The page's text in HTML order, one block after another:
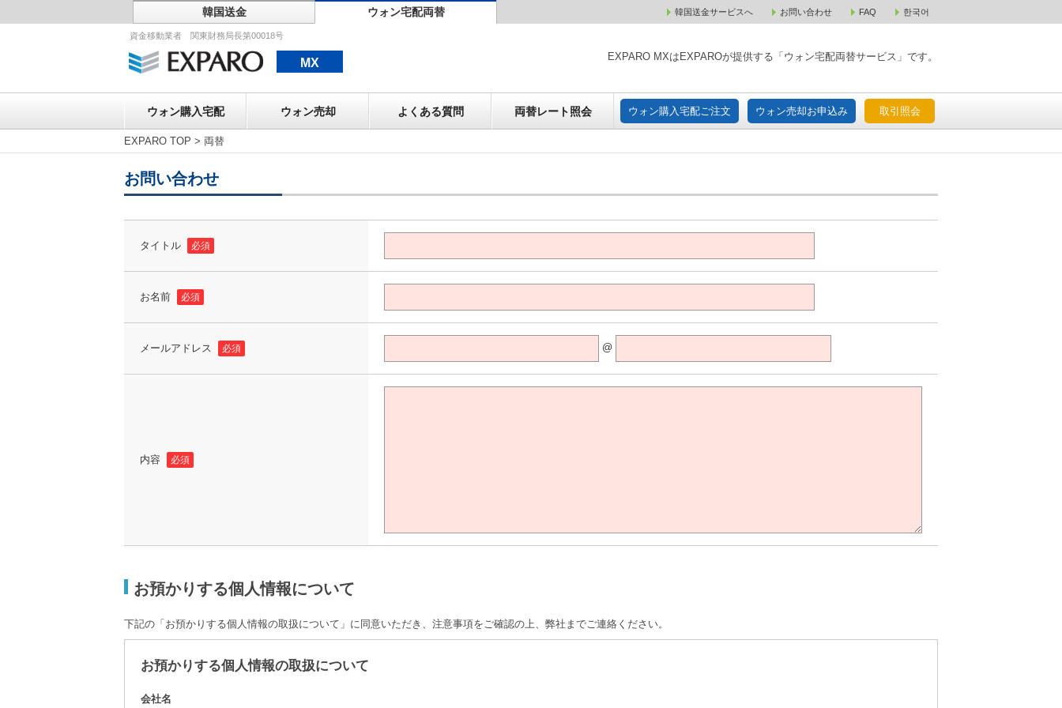
韓国送金 ウォン宅配両替 韓国送金サービスへ お問い合わせ FAQ 한국어
資金移動業者 関東財務局長第00018号
MX EXPARO MXはEXPAROが提供する「ウォン宅配両替サービス」です。
ウォン購入宅配 ウォン売却 よくある質問 両替レート照会 ウォン購入宅配ご注文 ウォン売却お申込み 取引照会
ウォン売却 ウォン購入宅配ご注文 ウォン売却お申込み 取引照会
EXPARO TOP > 両替
お問い合わせ
タイトル 必須
お名前 必須
メールアドレス 必須 @
内容 必須
お預かりする個人情報について
下記の「お預かりする個人情報の取扱について」に同意いただき、注意事項をご確認の上、弊社までご連絡ください。
お預かりする個人情報の取扱について
会社名